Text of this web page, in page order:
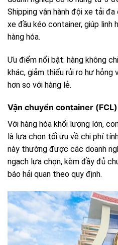
Shipping vận hành đội xe tải
xe đầu kéo container, giúp linh
hàng hóa.
Ưu điểm nổi bật: hàng không
khác, giảm thiểu rủi ro hư hỏng
hơn so với hàng lẻ.
Vận chuyển container
Với hàng hóa khối lượng lớn,
là lựa chọn tối ưu về chi phí
này thường được các doanh
ngạch lựa chọn, kèm đầy đủ
báo hải quan theo quy định.